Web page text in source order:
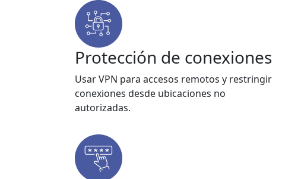
Protección de conexiones
Usar VPN para accesos remotos y restringir
conexiones desde ubicaciones no
autorizadas.